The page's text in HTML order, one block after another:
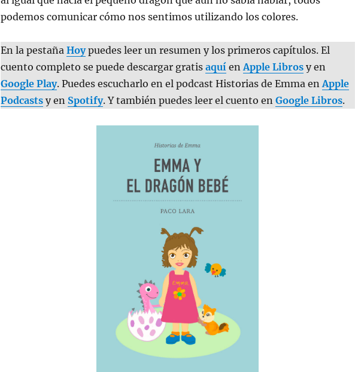
podemos comunicar cómo nos sentimos utilizando los colores.
En la pestaña Hoypuedes leer un resumen y los primeros capítulos. El
cuento completo se puede descargar gratis aquíenApple Librosy en
Google Play. Puedes escucharlo en el podcast Historias de Emma enApple
Podcastsy en Spotify. Y también puedes leer el cuento en Google Libros.